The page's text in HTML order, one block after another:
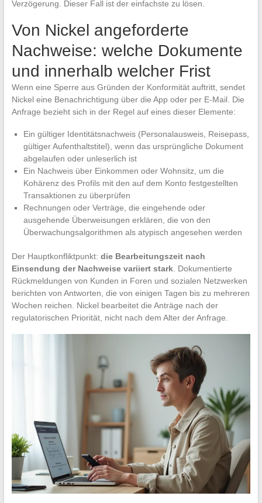
Verzögerung. Dieser Fall ist der einfachste zu lösen.
Von Nickel angeforderte
Nachweise: welche Dokumente
und innerhalb welcher Frist
Wenn eine Sperre aus Gründen der Konformität auftritt, sendet
Nickel eine Benachrichtigung über die App oder per E-Mail. Die
Anfrage bezieht sich in der Regel auf eines dieser Elemente:
Ein gültiger Identitätsnachweis (Personalausweis, Reisepass,
gültiger Aufenthaltstitel), wenn das ursprüngliche Dokument
abgelaufen oder unleserlich ist
Ein Nachweis über Einkommen oder Wohnsitz, um die
Kohärenz des Profils mit den auf dem Konto festgestellten
Transaktionen zu überprüfen
Rechnungen oder Verträge, die eingehende oder
ausgehende Überweisungen erklären, die von den
Überwachungsalgorithmen als atypisch angesehen werden
Der Hauptkonfliktpunkt: die Bearbeitungszeit nach
Einsendung der Nachweise variiert stark. Dokumentierte
Rückmeldungen von Kunden in Foren und sozialen Netzwerken
berichten von Antworten, die von einigen Tagen bis zu mehreren
Wochen reichen. Nickel bearbeitet die Anträge nach der
regulatorischen Priorität, nicht nach dem Alter der Anfrage.